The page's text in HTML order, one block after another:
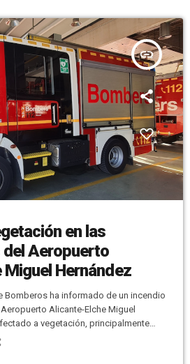
insert_link
en las
Aeropuerto
Hernández
Bomberos ha informado de un incendio
Alicante-Elche Miguel
a vegetación, principalmente
a las 19:52 horas. Se han